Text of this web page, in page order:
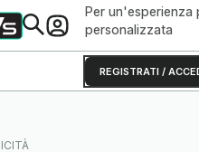
Per un'esperienza
personalizzata
REGISTRATI /